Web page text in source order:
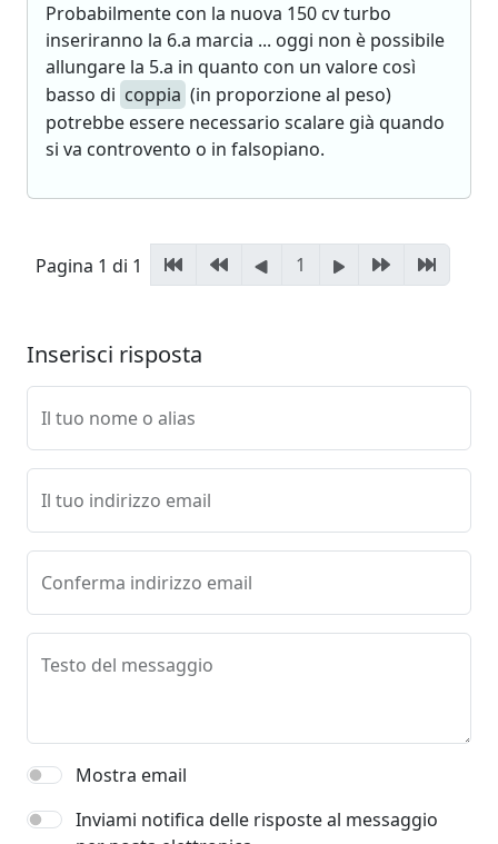
Probabilmente con la nuova 150 cv turbo
inseriranno la 6.a marcia ... oggi non è possibile
allungare la 5.a in quanto con un valore così
basso di coppia (in proporzione al peso)
potrebbe essere necessario scalare già quando
si va controvento o in falsopiano.
Pagina 1 di 1 1
Inserisci risposta
Il tuo nome o alias
Il tuo indirizzo email
Conferma indirizzo email
Testo del messaggio
Mostra email
Inviami notifica delle risposte al messaggio